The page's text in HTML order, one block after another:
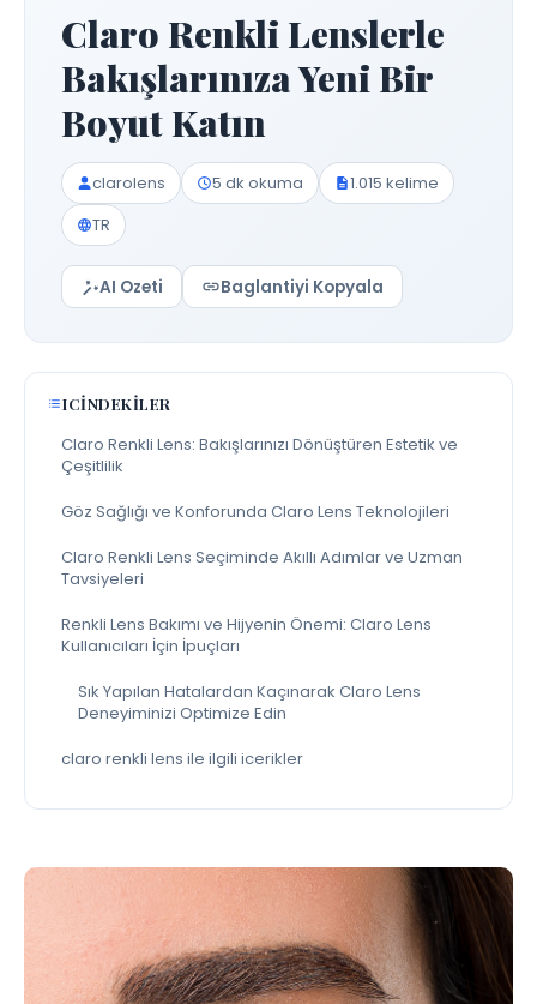
Claro Renkli Lenslerle
Bakışlarınıza Yeni Bir
Boyut Katın
clarolens 5 dk okuma
1.015 kelime
TR
AI Ozeti Baglantiyi Kopyala
ICINDEKILER
Claro Renkli Lens: Bakışlarınızı Dönüştüren Estetik ve
Çeşitlilik
Göz Sağlığı ve Konforunda Claro Lens Teknolojileri
Claro Renkli Lens Seçiminde Akıllı Adımlar ve Uzman
Tavsiyeleri
Renkli Lens Bakımı ve Hijyenin Önemi: Claro Lens
Kullanıcıları İçin İpuçları
Sık Yapılan Hatalardan Kaçınarak Claro Lens
Deneyiminizi Optimize Edin
claro renkli lens ile ilgili icerikler